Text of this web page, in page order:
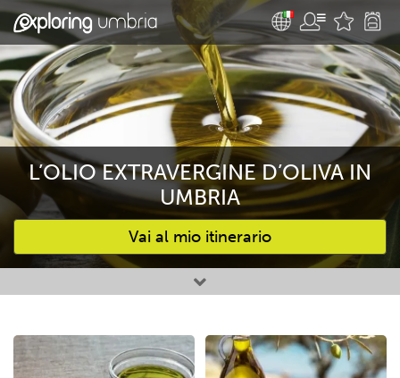
L’OLIO EXTRAVERGINE D’OLIVA IN
UMBRIA
Vai al mio itinerario
Attività preferite